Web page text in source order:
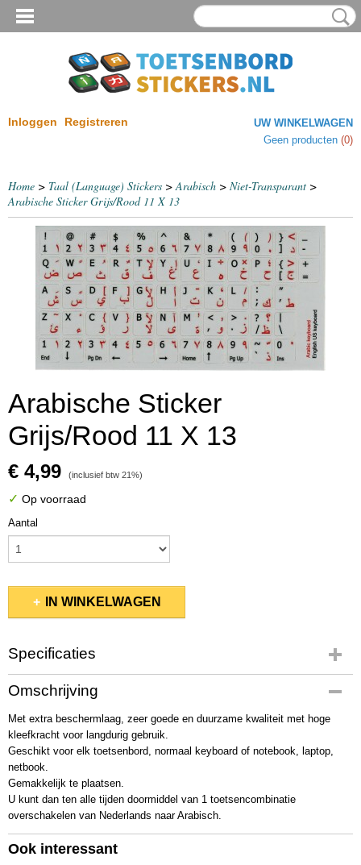
Inloggen Registreren
UW WINKELWAGEN
Geen producten (0)
Home > Taal (Language) Stickers >Arabisch > Niet-Transparant >
Arabische Sticker Grijs/Rood 11 X 13
Arabische Sticker
Grijs/Rood 11 X 13
€ 4,99 (inclusief btw 21%)
✓ Op voorraad
Aantal
IN WINKELWAGEN
Specificaties
Productcode
1007-03
Omschrijving
Met extra beschermlaag, zeer goede en duurzame kwaliteit met hoge
kleefkracht voor langdurig gebruik.
Geschikt voor elk toetsenbord, normaal keyboard of notebook, laptop,
netbook.
Gemakkelijk te plaatsen.
U kunt dan ten alle tijden doormiddel van 1 toetsencombinatie
overschakelen van Nederlands naar Arabisch.
Ook interessant